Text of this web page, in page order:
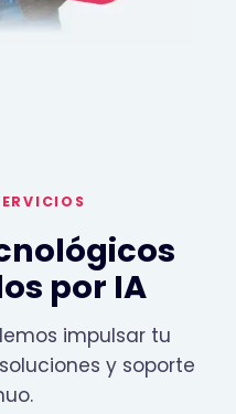
por IA
impulsar tu
y soporte